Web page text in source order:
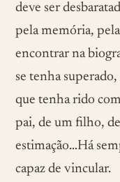
deve ser
pela memória,
encontrar na
se tenha
que tenha rido
pai, de um filho,
estimação…Há
capaz de vincular.